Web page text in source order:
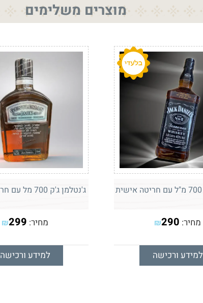
מוצרים משלימים
מחיר: ₪290
למידע ורכישה
ג'נטלמן ג'ק 700 מל עם חריטה אישית
מחיר: ₪299
למידע ורכישה